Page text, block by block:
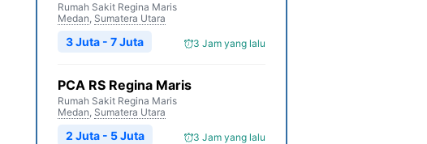
Rumah Sakit Regina Maris
Medan, Sumatera Utara
3 Jam yang lalu
3 Juta - 7 Juta
PCA RS Regina Maris
Rumah Sakit Regina Maris
Medan, Sumatera Utara
3 Jam yang lalu
2 Juta - 5 Juta